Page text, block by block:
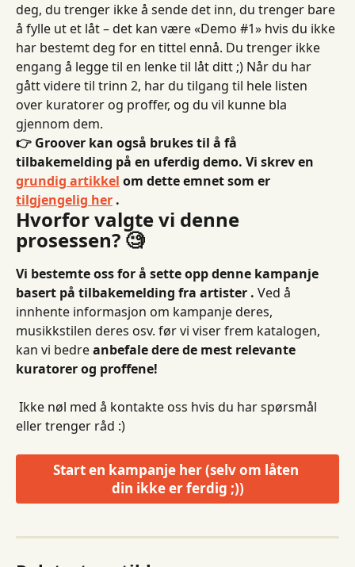
deg, du trenger ikke å sende det inn, du trenger bare
å fylle ut et låt – det kan være «Demo #1» hvis du ikke
har bestemt deg for en tittel ennå. Du trenger ikke
engang å legge til en lenke til låt ditt ;) Når du har
gått videre til trinn 2, har du tilgang til hele listen
over kuratorer og proffer, og du vil kunne bla
gjennom dem.
👉 Groover kan også brukes til å få
tilbakemelding på en uferdig demo. Vi skrev en
grundig artikkel om dette emnet som er
tilgjengelig her .
Hvorfor valgte vi denne
prosessen? 🧐
Vi bestemte oss for å sette opp denne kampanje
basert på tilbakemelding fra artister . Ved å
innhente informasjon om kampanje deres,
musikkstilen deres osv. før vi viser frem katalogen,
kan vi bedre anbefale dere de mest relevante
kuratorer og proffene!
eller trenger råd :)
Start en kampanje her (selv om låten
din ikke er ferdig ;))